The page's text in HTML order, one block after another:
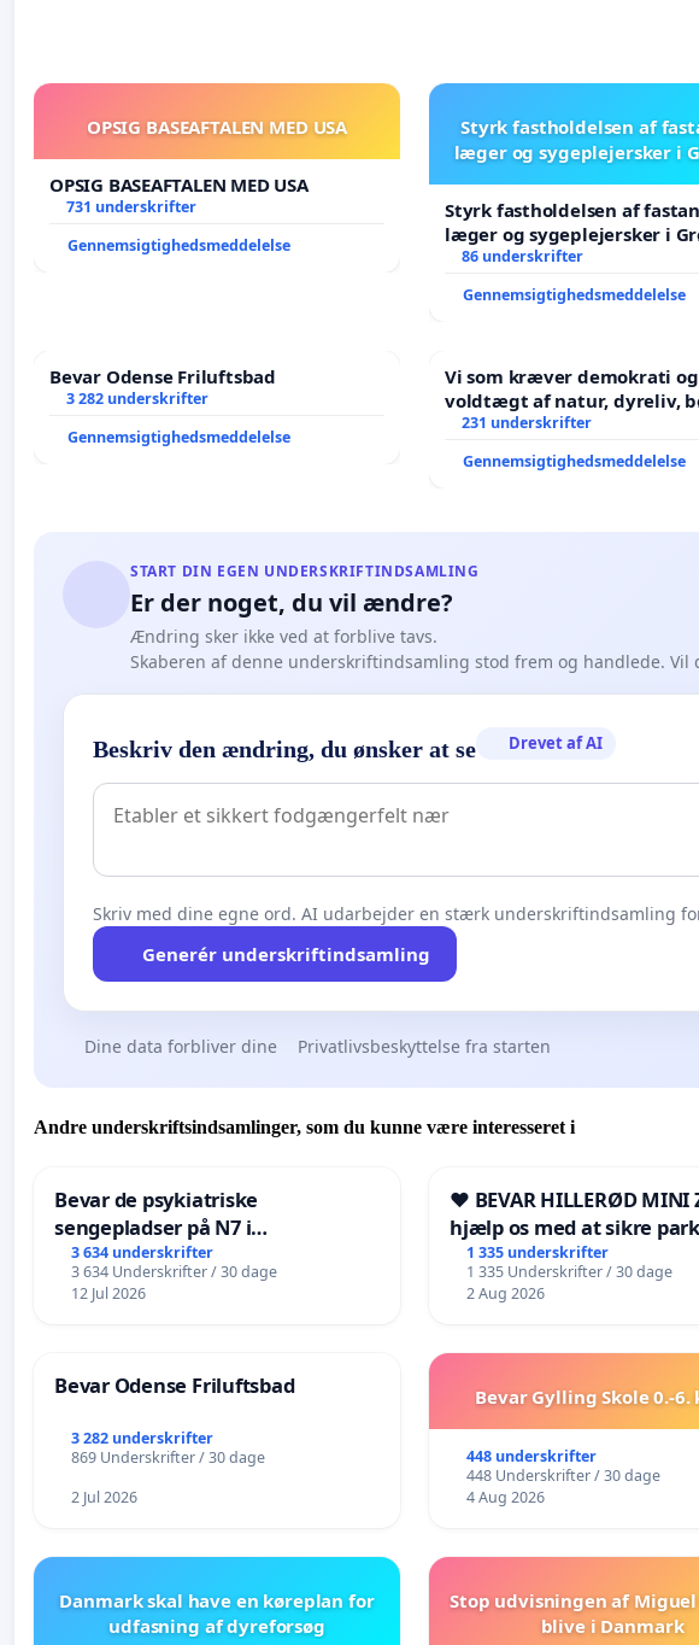
OPSIG BASEAFTALEN MED USA
OPSIG BASEAFTALEN MED USA
731 underskrifter
Gennemsigtighedsmeddelelse
Styrk fastholdelsen af
læger og sygeplejersker i
Styrk fastholdelsen af
læger og sygeplejersker i
86 underskrifter
Gennemsigtighedsmeddelelse
Bevar Odense Friluftsbad
3 282 underskrifter
Gennemsigtighedsmeddelelse
Vi som kræver demokrati
voldtægt af natur, dyreliv, børn,
unge Borgene har sagt NEJ i
231 underskrifter
Gennemsigtighedsmeddelelse
START DIN EGEN UNDERSKRIFTINDSAMLING
Er der noget, du vil ændre?
Ændring sker ikke ved at forblive tavs.
Skaberen af denne underskriftindsamling stod frem og handlede. Vil
Beskriv den ændring, du ønsker at se Drevet af AI
Skriv med dine egne ord. AI udarbejder en stærk underskriftindsamling
Generér underskriftindsamling
Dine data forbliver dine Privatlivsbeskyttelse fra starten
Andre underskriftsindsamlinger, som du kunne være interesseret i
Bevar de psykiatriske
sengepladser på N7 i
Frederikshavn
3 634 underskrifter
3 634 Underskrifter / 30 dage
12 Jul 2026
❤️ BEVAR HILLERØD MINI
hjælp os med at sikre
fremtid ❤️
1 335 underskrifter
1 335 Underskrifter / 30 dage
2 Aug 2026
Bevar Odense Friluftsbad
3 282 underskrifter
869 Underskrifter / 30 dage
2 Jul 2026
Bevar Gylling Skole 0.-6.
448 underskrifter
448 Underskrifter / 30 dage
4 Aug 2026
Danmark skal have en køreplan for
udfasning af dyreforsøg
Stop udvisningen af
blive i Danmark